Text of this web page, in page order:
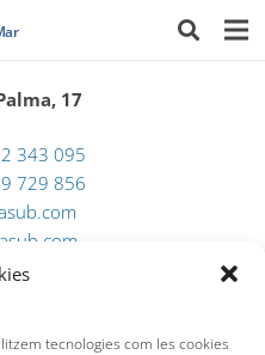
tecnologies com les cookies
17
343 095
729 856